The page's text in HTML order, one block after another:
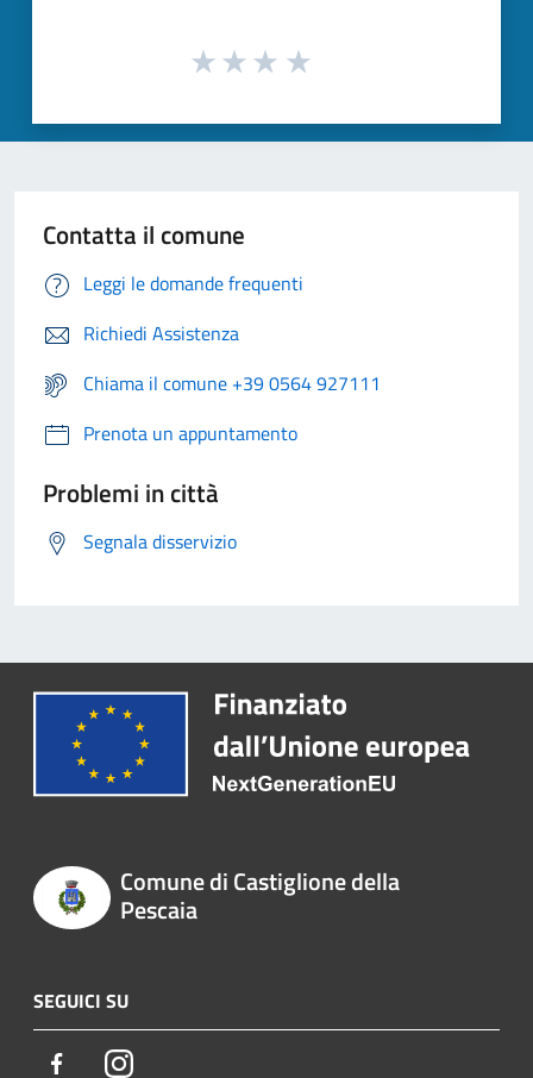
Contatta il comune
Leggi le domande frequenti
Richiedi Assistenza
Chiama il comune +39 0564 927111
Prenota un appuntamento
Problemi in città
Segnala disservizio
Comune di Castiglione della
Pescaia
SEGUICI SU
FacebookInstagram